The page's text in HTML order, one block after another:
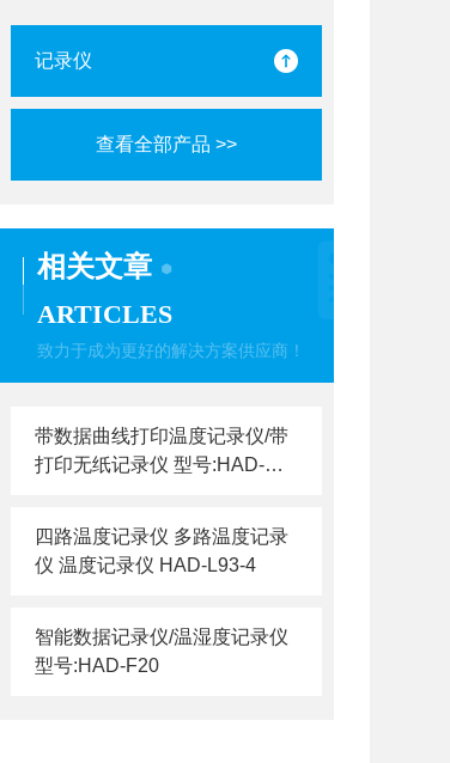
记录仪
查看全部产品 >>
相关文章
ARTICLES
致力于成为更好的解决方案供应商！
带数据曲线打印温度记录仪/带
打印无纸记录仪 型号:HAD-HD
四路温度记录仪 多路温度记录
仪 温度记录仪 HAD-L93-4
智能数据记录仪/温湿度记录仪
型号:HAD-F20